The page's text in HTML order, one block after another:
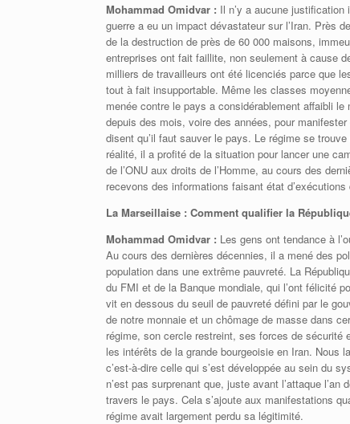
Mohammad Omidvar : Il n’y a aucune
guerre a eu un impact dévastateur sur l’Iran. Près
de la destruction de près de 60 000 maisons,
entreprises ont fait faillite, non seulement à cause
milliers de travailleurs ont été licenciés parce que
tout à fait insupportable. Même les classes
menée contre le pays a considérablement affaibli
depuis des mois, voire des années, pour
disent qu’il faut sauver le pays. Le régime se
réalité, il a profité de la situation pour lancer une
de l’ONU aux droits de l’Homme, au cours des
recevons des informations faisant état
La Marseillaise : Comment qualifier la
Mohammad Omidvar : Les gens ont tendance à
Au cours des dernières décennies, il a mené des
population dans une extrême pauvreté. La
du FMI et de la Banque mondiale, qui l’ont félicité
vit en dessous du seuil de pauvreté défini par le
de notre monnaie et un chômage de masse dans
régime, son cercle restreint, ses forces de sécurité
les intérêts de la grande bourgeoisie en Iran. Nous
c’est-à-dire celle qui s’est développée au sein du
n’est pas surprenant que, juste avant l’attaque
travers le pays. Cela s’ajoute aux manifestations
régime avait largement perdu sa légitimité.